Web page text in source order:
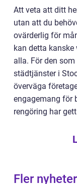
Att veta att ditt
utan att du
ovärderlig för
kan detta
alla. För den
städtjänster i
överväga
engagemang för
rengöring har
Fler nyheter